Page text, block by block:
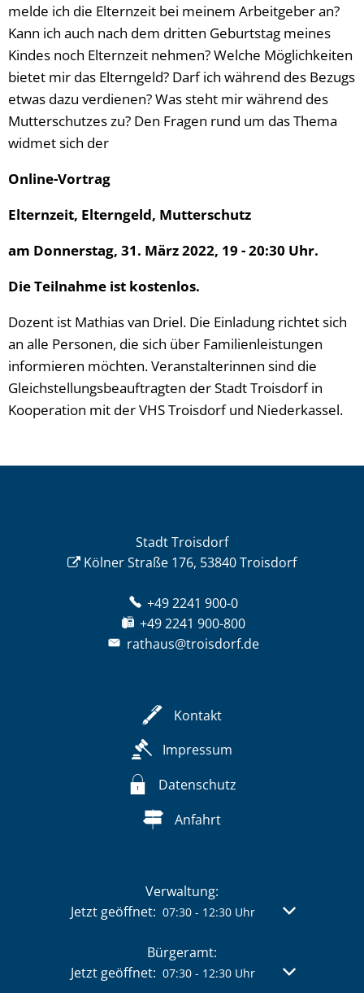
melde ich die Elternzeit bei meinem Arbeitgeber an?
Kann ich auch nach dem dritten Geburtstag meines
Kindes noch Elternzeit nehmen? Welche Möglichkeiten
bietet mir das Elterngeld? Darf ich während des Bezugs
etwas dazu verdienen? Was steht mir während des
Mutterschutzes zu? Den Fragen rund um das Thema
widmet sich der
Online-Vortrag
Elternzeit, Elterngeld, Mutterschutz
am Donnerstag, 31. März 2022, 19 - 20:30 Uhr.
Die Teilnahme ist kostenlos.
Dozent ist Mathias van Driel. Die Einladung richtet sich
an alle Personen, die sich über Familienleistungen
informieren möchten. Veranstalterinnen sind die
Gleichstellungsbeauftragten der Stadt Troisdorf in
Kooperation mit der VHS Troisdorf und Niederkassel.
Stadt Troisdorf
Kölner Straße 176, 53840 Troisdorf
+49 2241 900-0
+49 2241 900-800
rathaus@troisdorf.de
Kontakt
Impressum
Datenschutz
Anfahrt
Verwaltung:
Klicken, um weitere Öffnungs- oder
Jetzt geöffnet: 07:30- 12:30Uhr Von 07:30
Bürgeramt:
Klicken, um weitere Öffnungs- oder
Jetzt geöffnet: 07:30- 12:30Uhr Von 07:30